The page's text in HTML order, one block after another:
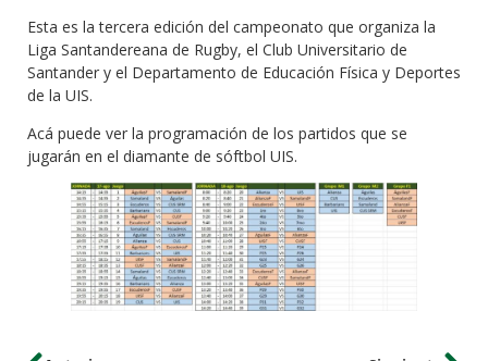
Esta es la tercera edición del campeonato que organiza la
Liga Santandereana de Rugby, el Club Universitario de
Santander y el Departamento de Educación Física y Deportes
de la UIS.
Acá puede ver la programación de los partidos que se
jugarán en el diamante de sóftbol UIS.